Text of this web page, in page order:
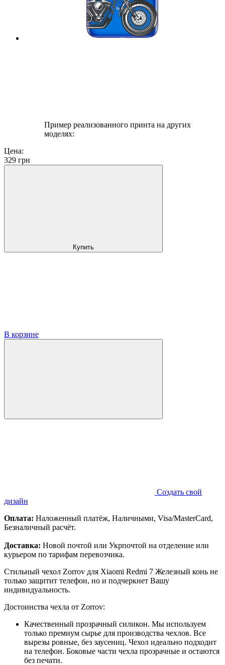
Пример реализованного принта на других
моделях:
Цена:
329 грн
Купить
В корзине
Создать свой
дизайн
Оплата: Наложенный платёж, Наличными, Visa/MasterCard,
Безналичный расчёт.
Доставка: Новой почтой или Укрпочтой на отделение или
курьером по тарифам перевозчика.
Стильный чехол Zorrov для Xiaomi Redmi 7 Железный конь не
только защитит телефон, но и подчеркнет Вашу
индивидуальность.
Достоинства чехла от Zorrov:
Качественный прозрачный силикон. Мы используем
только премиум сырье для производства чехлов. Все
вырезы ровные, без заусениц. Чехол идеально подходит
на телефон. Боковые части чехла прозрачные и остаются
без печати.